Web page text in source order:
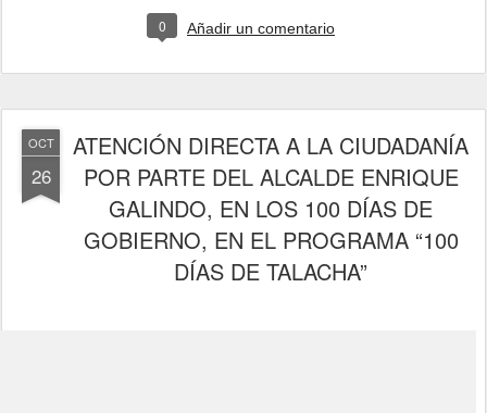
0 Añadir un comentario
OCT
26
ATENCIÓN DIRECTA A LA CIUDADANÍA
POR PARTE DEL ALCALDE ENRIQUE
GALINDO, EN LOS 100 DÍAS DE
GOBIERNO, EN EL PROGRAMA “100
DÍAS DE TALACHA”